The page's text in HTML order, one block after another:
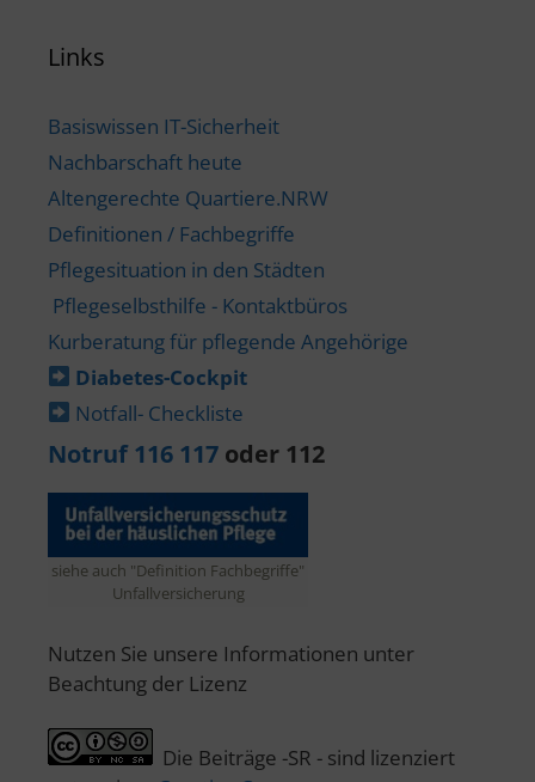
Links
Basiswissen IT-Sicherheit
Nachbarschaft heute
Altengerechte Quartiere.NRW
Definitionen / Fachbegriffe
Pflegesituation in den Städten
Pflegeselbsthilfe - Kontaktbüros
Kurberatung für pflegende Angehörige
Diabetes-​Cockpit
Notfall- Checkliste
Notruf 116 117 oder 112
siehe auch "Definition Fachbegriffe"
Unfallversicherung
Nutzen Sie unsere Informationen unter
Beachtung der Lizenz
Die Beiträge -SR - sind lizenziert